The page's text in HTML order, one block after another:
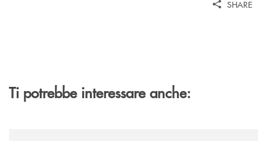
SHARE
Ti potrebbe interessare anche: